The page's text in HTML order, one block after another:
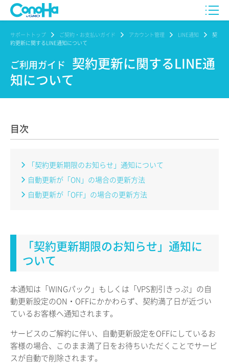
サポートトップ ご契約・お支払いガイド アカウント管理 LINE通知
契
約更新に関するLINE通知について
ご利用ガイド 契約更新に関するLINE通
知について
目次
「契約更新期限のお知らせ」通知について
自動更新が「ON」の場合の更新方法
自動更新が「OFF」の場合の更新方法
「契約更新期限のお知らせ」通知に
ついて
本通知は「WINGパック」もしくは「VPS割引きっぷ」の自
動更新設定のON・OFFにかかわらず、契約満了日が近づい
ているお客様へ通知されます。
サービスのご解約に伴い、自動更新設定をOFFにしているお
客様の場合、このまま満了日をお待ちいただくことでサービ
スが自動で削除されます。